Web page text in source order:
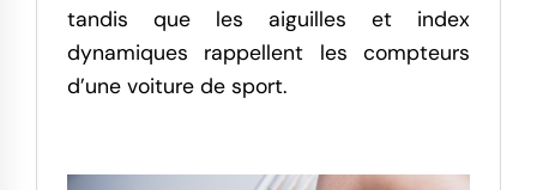
tandis que les aiguilles et index
dynamiques rappellent les compteurs
d’une voiture de sport.